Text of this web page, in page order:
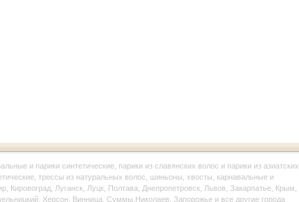
и парики синтетические, парики из славянских волос и парики из азиатских
трессы из натуральных волос, шиньоны, хвосты, карнавальные и
Кировоград, Луганск, Луцк, Полтава, Днепропетровск, Львов, Закарпатье, Крым,
Херсон, Винница, Суммы,Николаев, Запорожье и все другие города